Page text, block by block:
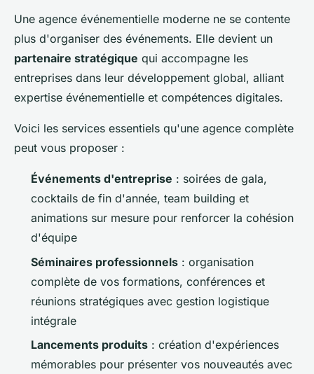
Une agence événementielle moderne ne se contente
plus d'organiser des événements. Elle devient un
partenaire stratégique qui accompagne les
entreprises dans leur développement global, alliant
expertise événementielle et compétences digitales.
Voici les services essentiels qu'une agence complète
peut vous proposer :
Événements d'entreprise : soirées de gala,
cocktails de fin d'année, team building et
animations sur mesure pour renforcer la cohésion
d'équipe
Séminaires professionnels : organisation
complète de vos formations, conférences et
réunions stratégiques avec gestion logistique
intégrale
Lancements produits : création d'expériences
mémorables pour présenter vos nouveautés avec